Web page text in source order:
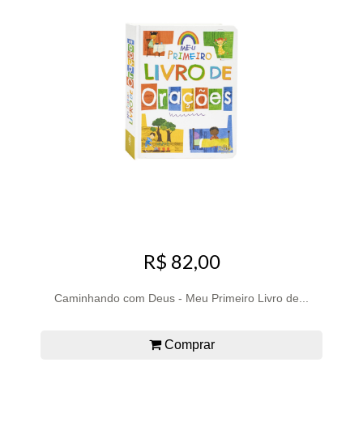
R$ 82,00
Caminhando com Deus - Meu Primeiro Livro de...
Comprar